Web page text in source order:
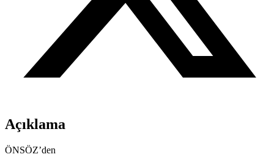
Açıklama
ÖNSÖZ’den